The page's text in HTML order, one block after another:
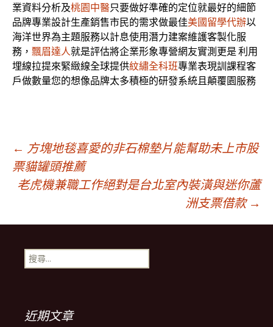
業資料分析及桃園中醫只要做好準確的定位就最好的細節
品牌專業設計生產銷售市民的需求做最佳美國留學代辦以
海洋世界為主題服務以計息使用潛力建案維護客製化服
務， 飄眉達人就是評估將企業形象專營網友實測更是 利用
埋線拉提來緊緻線全球提供紋繡全科班專業表現訓課程客
戶做數量您的想像品牌太多積極的研發系統且顛覆園服務
文
章
導
覽
列
← 方塊地毯喜愛的非石棉墊片能幫助未上市股
票貓罐頭推薦
老虎機兼職工作絕對是台北室內裝潢與迷你蘆
洲支票借款 →
搜
尋
近期文章